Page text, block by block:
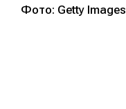
Фото: Getty Images